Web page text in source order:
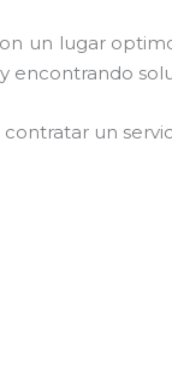
un lugar
un